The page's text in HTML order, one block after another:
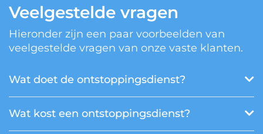
Veelgestelde vragen
Hieronder zijn een paar voorbeelden van
veelgestelde vragen van onze vaste klanten.
Wat doet de ontstoppingsdienst?
Wat kost een ontstoppingsdienst?